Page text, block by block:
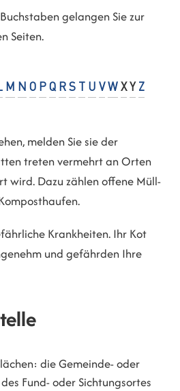
gelangen Sie zur
Seiten.
M N O P Q R S U V W X Y Z
melden Sie sie der
treten vermehrt an Orten
wird. Dazu zählen offene Müll-
Krankheiten. Ihr Kot
und gefährden Ihre
die Gemeinde- oder
Fund- oder Sichtungsortes